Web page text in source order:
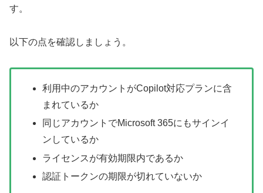
す。
以下の点を確認しましょう。
利用中のアカウントがCopilot対応プランに含
まれているか
同じアカウントでMicrosoft 365にもサインイ
ンしているか
ライセンスが有効期限内であるか
認証トークンの期限が切れていないか